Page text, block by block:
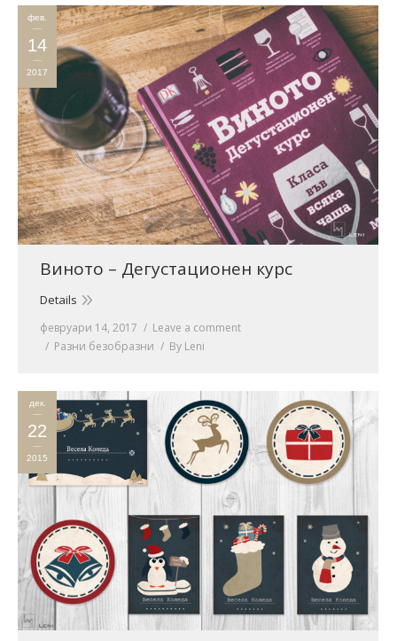
фев.
14
2017
Виното – Дегустационен курс
Details
февруари 14, 2017
Leave a comment
Разни безобразни
By Leni
дек.
22
2015